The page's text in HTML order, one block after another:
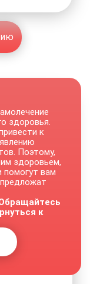
здоровья.
к
Поэтому,
здоровьем,
помогут вам
к